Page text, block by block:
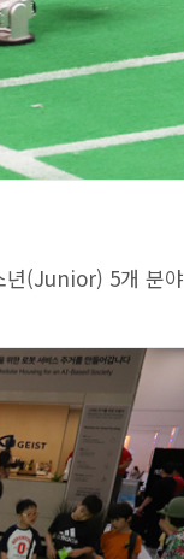
년(Junior) 5개 분야